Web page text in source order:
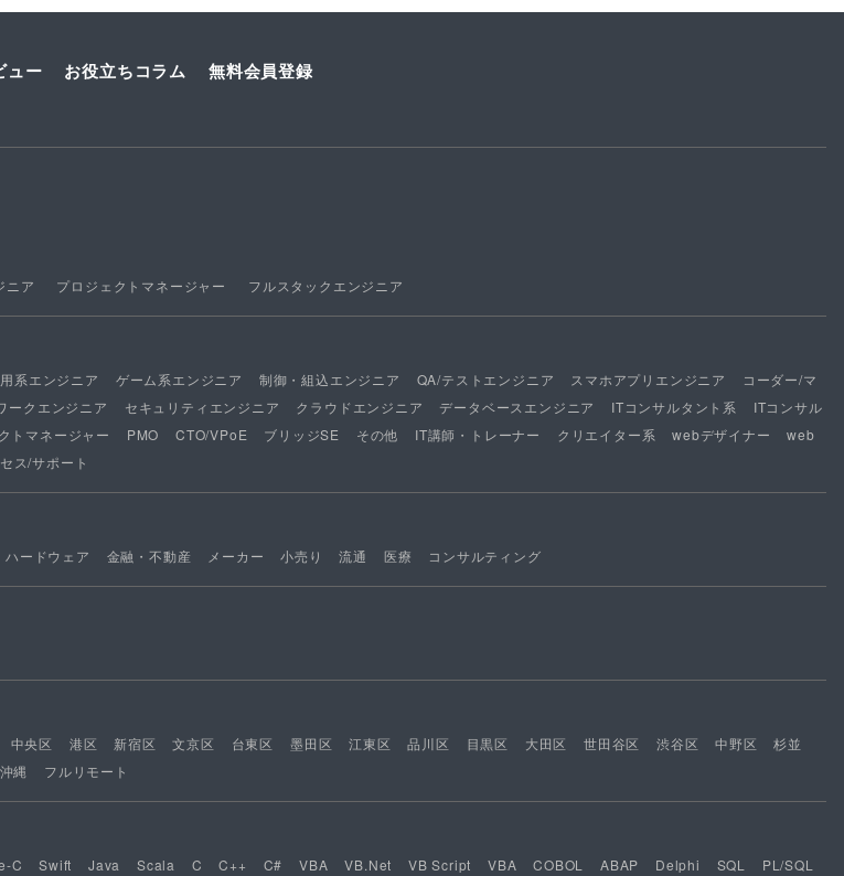
ュー お役立ちコラム 無料会員登録
ニア プロジェクトマネージャー フルスタックエンジニア
系エンジニア ゲーム系エンジニア 制御・組込エンジニア QA/テストエンジニア スマホアプリエンジニア
コーダー/マ
ークエンジニア セキュリティエンジニア クラウドエンジニア データベースエンジニア ITコンサルタント系
ITコンサル
トマネージャー PMO CTO/VPoE ブリッジSE その他 IT講師・トレーナー クリエイター系 webデザイナー
web
ス/サポート
ハードウェア 金融・不動産 メーカー 小売り 流通 医療 コンサルティング
中央区 港区 新宿区 文京区 台東区 墨田区 江東区 品川区 目黒区 大田区 世田谷区 渋谷区 中野区
杉並
沖縄 フルリモート
C Swift Java Scala C C++ C# VBA VB.Net VB Script VBA COBOL ABAP Delphi SQL
PL/SQL